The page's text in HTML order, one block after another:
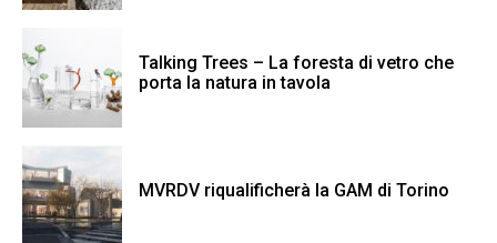
Talking Trees – La foresta di vetro che
porta la natura in tavola
MVRDV riqualificherà la GAM di Torino